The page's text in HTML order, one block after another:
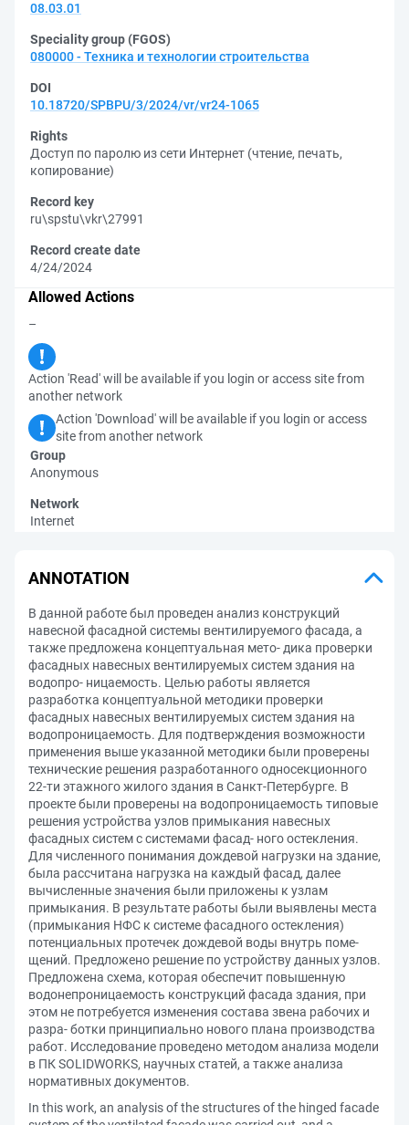
08.03.01
Speciality group (FGOS)
080000 - Техника и технологии строительства
DOI
10.18720/SPBPU/3/2024/vr/vr24-1065
Rights
Доступ по паролю из сети Интернет (чтение, печать,
копирование)
Record key
ru\spstu\vkr\27991
Record create date
4/24/2024
Allowed Actions
–
Action 'Read' will be available if you login or access site from
another network
Action 'Download' will be available if you login or access
site from another network
Group
Anonymous
Network
Internet
ANNOTATION
В данной работе был проведен анализ конструкций
навесной фасадной системы вентилируемого фасада, а
также предложена концептуальная мето- дика проверки
фасадных навесных вентилируемых систем здания на
водопро- ницаемость. Целью работы является
разработка концептуальной методики проверки
фасадных навесных вентилируемых систем здания на
водопроницаемость. Для подтверждения возможности
применения выше указанной методики были проверены
технические решения разработанного односекционного
22-ти этажного жилого здания в Санкт-Петербурге. В
проекте были проверены на водопроницаемость типовые
решения устройства узлов примыкания навесных
фасадных систем с системами фасад- ного остекления.
Для численного понимания дождевой нагрузки на здание,
была рассчитана нагрузка на каждый фасад, далее
вычисленные значения были приложены к узлам
примыкания. В результате работы были выявлены места
(примыкания НФС к системе фасадного остекления)
потенциальных протечек дождевой воды внутрь поме-
щений. Предложено решение по устройству данных узлов.
Предложена схема, которая обеспечит повышенную
водонепроницаемость конструкций фасада здания, при
этом не потребуется изменения состава звена рабочих и
разра- ботки принципиально нового плана производства
работ. Исследование проведено методом анализа модели
в ПК SOLIDWORKS, научных статей, а также анализа
нормативных документов.
In this work, an analysis of the structures of the hinged facade